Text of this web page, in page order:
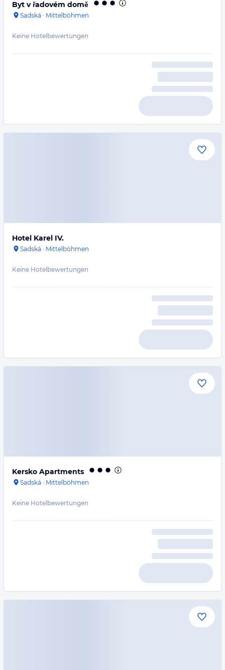
Byt v řadovém domě
Sadská · Mittelböhmen
Keine Hotelbewertungen
Hotel Karel IV.
Sadská · Mittelböhmen
Keine Hotelbewertungen
Kersko Apartments
Sadská · Mittelböhmen
Keine Hotelbewertungen